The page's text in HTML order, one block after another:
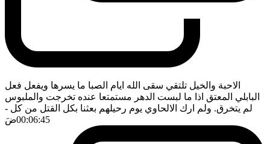
الاحبة والخيل تلتقي سقى الله ايام الصبا ما يسرها ويفعل فعل
البابلي المعتق اذا ما لبست الدهر مستمتعا عنده تخرجت والملبوس
لم يتخرق. ولم ارك الالحاوي يوم رحيلهم بعثنا بكل القتل من كل -
00:06:45ضَ